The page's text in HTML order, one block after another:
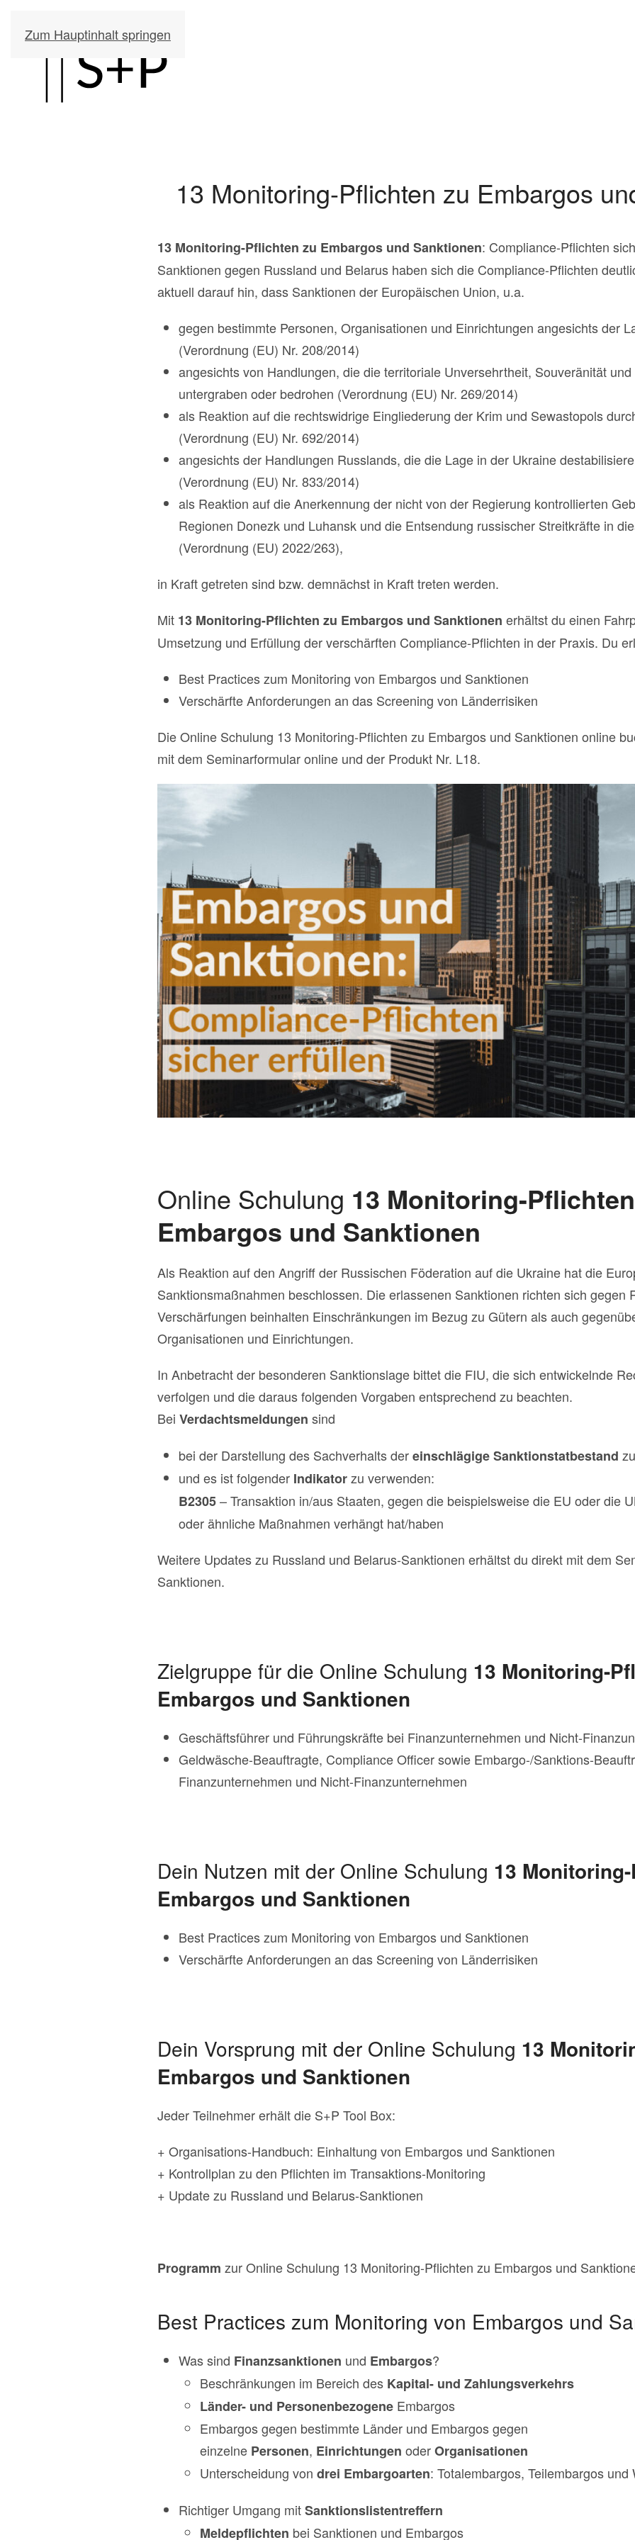
Zum Hauptinhalt springen
13 Monitoring-Pflichten zu Embargos
13 Monitoring-Pflichten zu Embargos und Sanktionen: Compliance-Pflichten
Sanktionen gegen Russland und Belarus haben sich die Compliance-Pflichten
aktuell darauf hin, dass Sanktionen der Europäischen Union, u.a.
gegen bestimmte Personen, Organisationen und Einrichtungen angesichts der
(Verordnung (EU) Nr. 208/2014)
angesichts von Handlungen, die die territoriale Unversehrtheit, Souveränität
untergraben oder bedrohen (Verordnung (EU) Nr. 269/2014)
als Reaktion auf die rechtswidrige Eingliederung der Krim und Sewastopols
(Verordnung (EU) Nr. 692/2014)
angesichts der Handlungen Russlands, die die Lage in der Ukraine
(Verordnung (EU) Nr. 833/2014)
als Reaktion auf die Anerkennung der nicht von der Regierung kontrollierten
Regionen Donezk und Luhansk und die Entsendung russischer Streitkräfte in
(Verordnung (EU) 2022/263),
in Kraft getreten sind bzw. demnächst in Kraft treten werden.
Mit 13 Monitoring-Pflichten zu Embargos und Sanktionen erhältst du einen
Umsetzung und Erfüllung der verschärften Compliance-Pflichten in der Praxis. Du
Best Practices zum Monitoring von Embargos und Sanktionen
Verschärfte Anforderungen an das Screening von Länderrisiken
Die Online Schulung 13 Monitoring-Pflichten zu Embargos und Sanktionen online
mit dem Seminarformular online und der Produkt Nr. L18.
Online Schulung 13 Monitoring-
Embargos und Sanktionen
Als Reaktion auf den Angriff der Russischen Föderation auf die Ukraine hat die
Sanktionsmaßnahmen beschlossen. Die erlassenen Sanktionen richten sich gegen
Verschärfungen beinhalten Einschränkungen im Bezug zu Gütern als auch
Organisationen und Einrichtungen.
In Anbetracht der besonderen Sanktionslage bittet die FIU, die sich entwickelnde
verfolgen und die daraus folgenden Vorgaben entsprechend zu beachten.
Bei Verdachtsmeldungen sind
bei der Darstellung des Sachverhalts dereinschlägige Sanktionstatbestand
und es ist folgender Indikatorzu verwenden:
B2305– Transaktion in/aus Staaten, gegen die beispielsweise die EU oder die
oder ähnliche Maßnahmen verhängt hat/haben
Weitere Updates zu Russland und Belarus-Sanktionen erhältst du direkt mit dem
Sanktionen.
Zielgruppe für die Online Schulung 13 Monitoring-
Embargos und Sanktionen
Geschäftsführer und Führungskräfte bei Finanzunternehmen und Nicht-
Geldwäsche-Beauftragte, Compliance Officer sowie Embargo-/Sanktions-
Finanzunternehmen und Nicht-Finanzunternehmen
Dein Nutzen mit der Online Schulung 13
Embargos und Sanktionen
Best Practices zum Monitoring von Embargos und Sanktionen
Verschärfte Anforderungen an das Screening von Länderrisiken
Dein Vorsprung mit der Online Schulung 13
Embargos und Sanktionen
Jeder Teilnehmer erhält die S+P Tool Box:
+ Organisations-Handbuch: Einhaltung von Embargos und Sanktionen
+ Kontrollplan zu den Pflichten im Transaktions-Monitoring
+ Update zu Russland und Belarus-Sanktionen
Programm zur Online Schulung 13 Monitoring-Pflichten zu Embargos und
Best Practices zum Monitoring von Embargos und
Was sind Finanzsanktionen und Embargos?
Beschränkungen im Bereich des Kapital- und Zahlungsverkehrs
Länder- und Personenbezogene Embargos
Embargos gegen bestimmte Länder und Embargos gegen
einzelne Personen, Einrichtungen oderOrganisationen
Unterscheidung von drei Embargoarten: Totalembargos, Teilembargos und
Richtiger Umgang mitSanktionslistentreffern
Meldepflichten bei Sanktionen und Embargos